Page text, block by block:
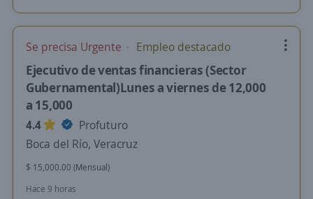
Se precisa Urgente Empleo destacado
Ejecutivo de ventas financieras (Sector
Gubernamental)Lunes a viernes de 12,000
a 15,000
4.4
Profuturo
Boca del Río, Veracruz
$ 15,000.00 (Mensual)
Hace 9 horas